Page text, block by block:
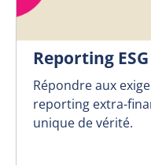
Reporting ESG
Répondre aux
reporting extra-
unique de vérité.